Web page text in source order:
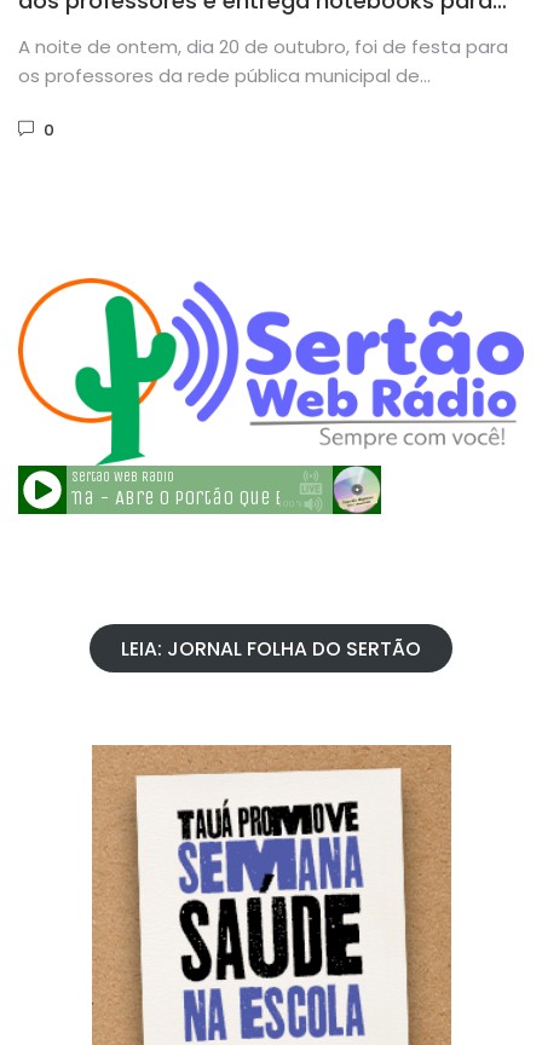
educadores
A noite de ontem, dia 20 de outubro, foi de festa para
os professores da rede pública municipal de...
0
LEIA: JORNAL FOLHA DO SERTÃO